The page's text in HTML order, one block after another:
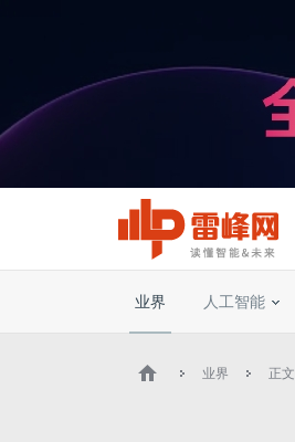
业界 人工智能
业界 正文